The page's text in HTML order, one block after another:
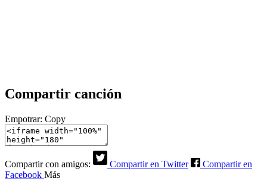
Compartir canción
Empotrar: Copy
Compartir con amigos: Compartir en Twitter
Compartir en
Facebook Más